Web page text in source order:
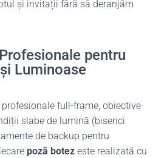
și invitații fără să deranjăm
pentru
Luminoase
full-frame, obiective
slabe de lumină (biserici
de backup pentru
poză botez este realizată cu